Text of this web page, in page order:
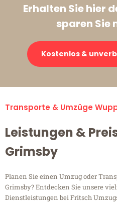
Erhalten Sie hier
sparen Sie
Kostenlos &
Transporte & Umzüge
Leistungen &
Grimsby
Planen Sie einen Umzug oder
Grimsby? Entdecken Sie unsere
Dienstleistungen bei Fritsch